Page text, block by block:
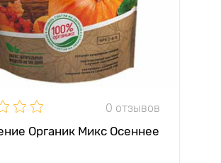
0 отзывов
Органик Микс Осеннее